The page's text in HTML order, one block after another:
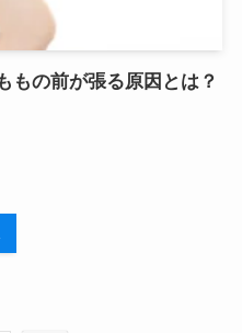
もの前が張る原因とは？